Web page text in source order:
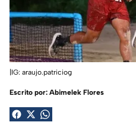
|IG: araujo.patriciog
Escrito por: Abimelek Flores